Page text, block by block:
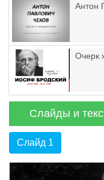
Антон
Очерк
Слайды и
Слайд 1